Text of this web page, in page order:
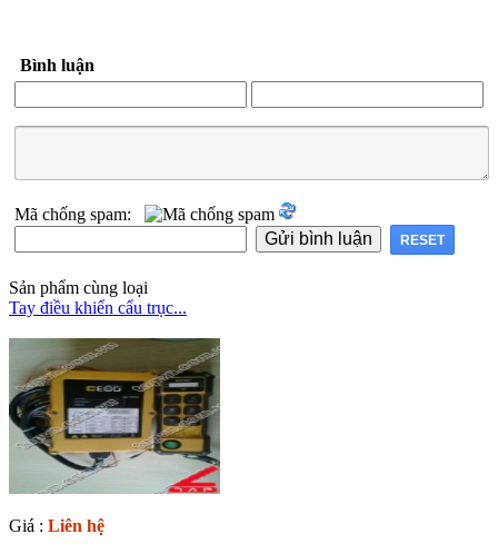
Bình luận
Mã chống spam:
Sản phẩm cùng loại
Tay điều khiển cẩu trục...
Giá : Liên hệ